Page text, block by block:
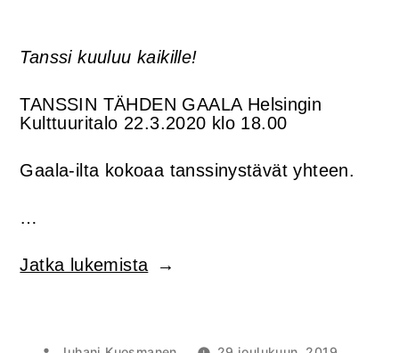
Tanssi kuuluu kaikille!
TANSSIN TÄHDEN GAALA Helsingin
Kulttuuritalo 22.3.2020 klo 18.00
Gaala-ilta kokoaa tanssinystävät yhteen.
…
Jatka lukemista ”TANSSIN